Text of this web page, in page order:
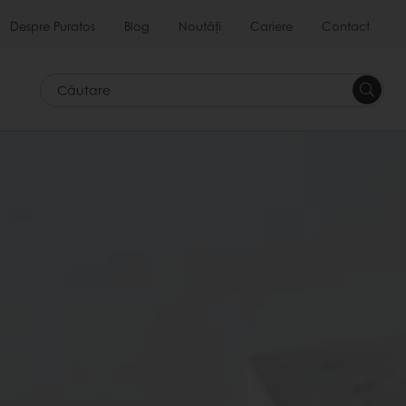
Despre Puratos Blog Noutăți Cariere Contact
Căutare